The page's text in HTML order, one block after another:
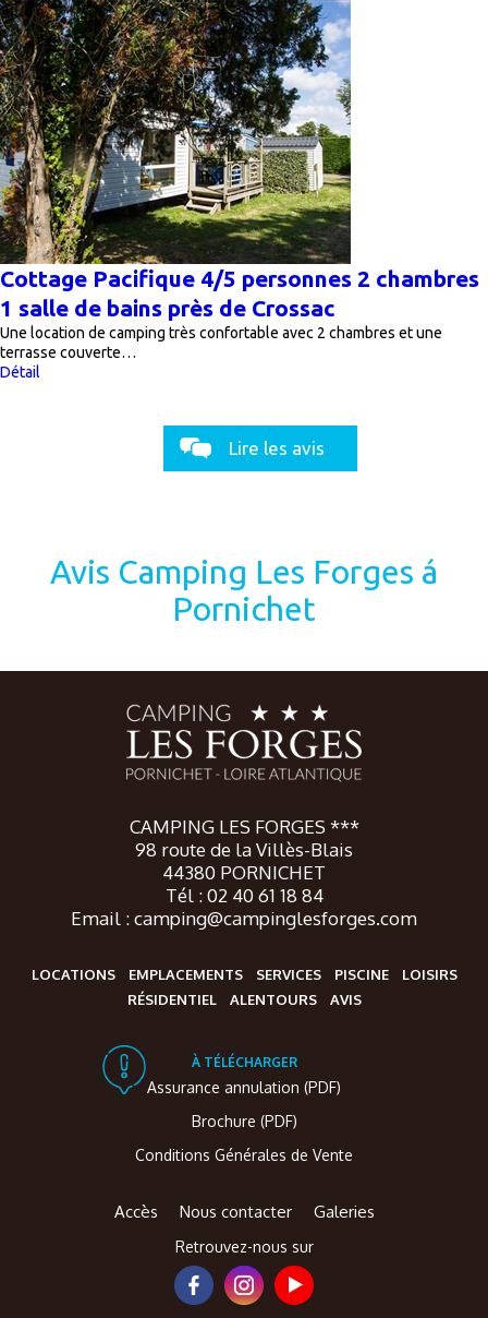
Cottage Pacifique 4/5 personnes 2 chambres
1 salle de bains près de Crossac
Une location de camping très confortable avec 2 chambres et une
terrasse couverte…
Détail
Lire les avis
Avis Camping Les Forges á
Pornichet
CAMPING LES FORGES ***
98 route de la Villès-Blais
44380 PORNICHET
Tél : 02 40 61 18 84
Email : camping@campinglesforges.com
LOCATIONS EMPLACEMENTS SERVICES PISCINE
LOISIRS
RÉSIDENTIEL
ALENTOURS AVIS
À TÉLÉCHARGER
Assurance annulation (PDF)
Brochure (PDF)
Conditions Générales de Vente
Accès Nous contacter Galeries
Retrouvez-nous sur